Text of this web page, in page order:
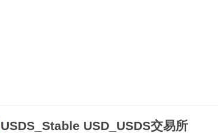
USDS_Stable USD_USDS交易所